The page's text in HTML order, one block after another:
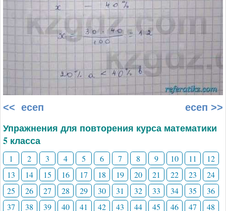
<< есеп есеп >>
Упражнения для повторения курса математики
5 класса
1 2 3 4 5 6 7 8 9 10 11
12
13
14 15 16 17 18 19 20 21 22 23
24
25
26 27 28 29 30 31 32 33 34 35
36
37
38 39 40 41 42 43 44 45 46 47 48